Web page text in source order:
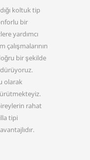
koltuk tip
bir
yardımcı
çalışmalarının
bir şekilde
olarak
rahat
tipi